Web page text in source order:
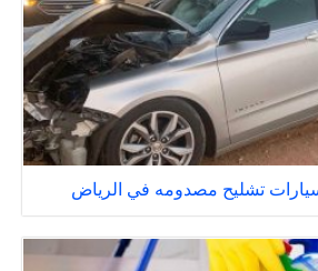
تشليح مصدومه في الرياض